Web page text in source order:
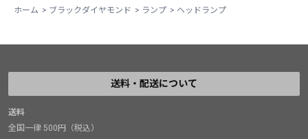
ホーム > ブラックダイヤモンド > ランプ > ヘッドランプ
送料・配送について
送料
全国一律 500円（税込）